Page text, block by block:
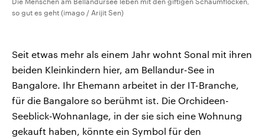
so gut es geht (imago / Arijit Sen)
Seit etwas mehr als einem Jahr wohnt Sonal mit ihren
beiden Kleinkindern hier, am Bellandur-See in
Bangalore. Ihr Ehemann arbeitet in der IT-Branche,
für die Bangalore so berühmt ist. Die Orchideen-
Seeblick-Wohnanlage, in der sie sich eine Wohnung
gekauft haben, könnte ein Symbol für den